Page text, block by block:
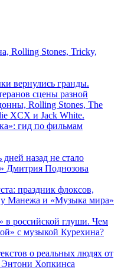
Rolling Stones, Tricky,
вернулись гранды.
сцены разной
Rolling Stones, The
XCX и Jack White.
гид по фильмам
назад не стало
Дмитрия Поднозова
праздник флоксов,
у Манежа и «Музыка мира»
в российской глуши. Чем
с музыкой Курехина?
о реальных людях от
Энтони Хопкинса